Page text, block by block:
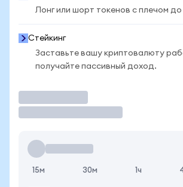
Лонг или шорт токенов с плечом до
Стейкинг
Заставьте вашу криптовалюту
получайте пассивный доход.
15м 30м 1ч